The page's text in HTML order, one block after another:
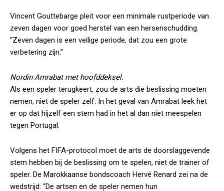
Vincent Gouttebarge pleit voor een minimale rustperiode van
zeven dagen voor goed herstel van een hersenschudding:
“Zeven dagen is een veilige periode, dat zou een grote
verbetering zijn.”
Nordin Amrabat met hoofddeksel.
Als een speler terugkeert, zou de arts die beslissing moeten
nemen, niet de speler zelf. In het geval van Amrabat leek het
er op dat hijzelf een stem had in het al dan niet meespelen
tegen Portugal.
Volgens het FIFA-protocol moet de arts de doorslaggevende
stem hebben bij de beslissing om te spelen, niet de trainer of
speler. De Marokkaanse bondscoach Hervé Renard zei na de
wedstrijd: “De artsen en de speler nemen hun